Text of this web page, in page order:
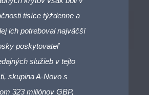
tisíce týždenne a
ich potreboval najväčší
poskytovateľ
služieb v tejto
skupina A-Novo s
323 miliónov GBP,